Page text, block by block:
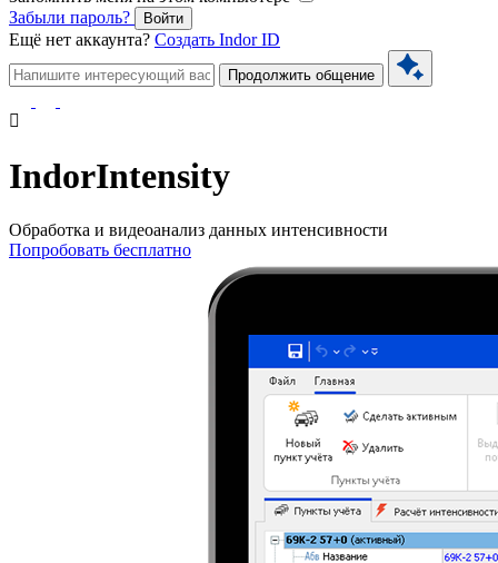
Забыли пароль?
Войти
Ещё нет аккаунта? Создать Indor ID
Продолжить общение
IndorIntensity
Обработка и видеоанализ данных интенсивности
Попробовать бесплатно